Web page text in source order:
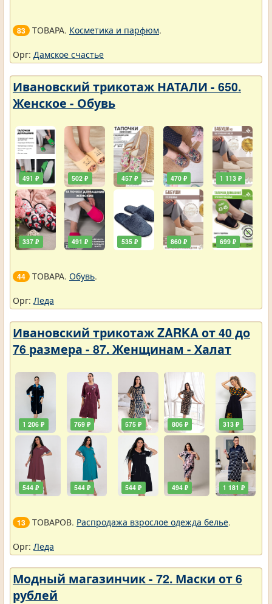
83 ТОВАРА. Косметика и парфюм.
Орг: Дамское счастье
Ивановский трикотаж НАТАЛИ - 650.
Женское - Обувь
491 ₽
337 ₽
502 ₽
491 ₽
457 ₽
535 ₽
470 ₽
860 ₽
1 113 ₽
699 ₽
44 ТОВАРА. Обувь.
Орг: Леда
Ивановский трикотаж ZARKA от 40 до
76 размера - 87. Женщинам - Халат
1 206 ₽
544 ₽
769 ₽
544 ₽
575 ₽
544 ₽
806 ₽
494 ₽
313 ₽
1 181 ₽
13 ТОВАРОВ. Распродажа взрослое одежда белье.
Орг: Леда
Модный магазинчик - 72. Маски от 6
рублей